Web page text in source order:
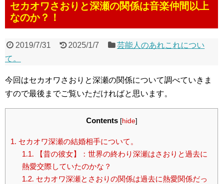
セカオワさおりと深瀬の関係は音楽仲間以上
なのか？！
2019/7/31 2025/1/7
芸能人のあれこれについ
て。
今回はセカオワさおりと深瀬の関係について調べていきま
すので最後までご覧いただければと思います。
Contents [hide]
1. セカオワ深瀬の結婚相手について。
1.1. 【昔の彼女】：世界の終わり深瀬はさおりと過去に
熱愛交際していたのかな？
1.2. セカオワ深瀬とさおりの関係は過去に熱愛関係だっ